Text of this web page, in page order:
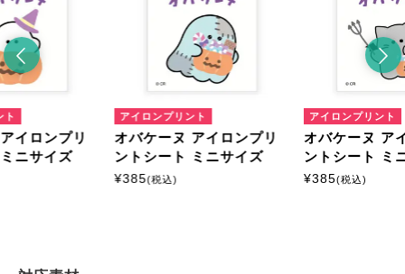
ト
イロンプリ
ニサイズ
アイロンプリント
オバケーヌ アイロンプリ
ントシート ミニサイズ
¥385(税込)
アイロンプリント
オバケーヌ ア
ントシート ミ
¥385(税込)